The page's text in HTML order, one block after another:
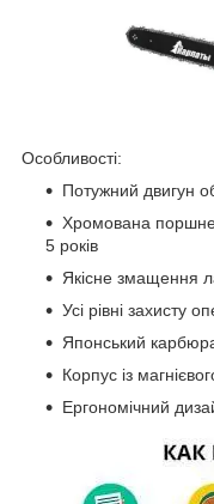
Особливості:
Потужний двигун
Хромована
5 років
Якісне змащення
Усі рівні захисту
Японський
Корпус із
Ергономічний